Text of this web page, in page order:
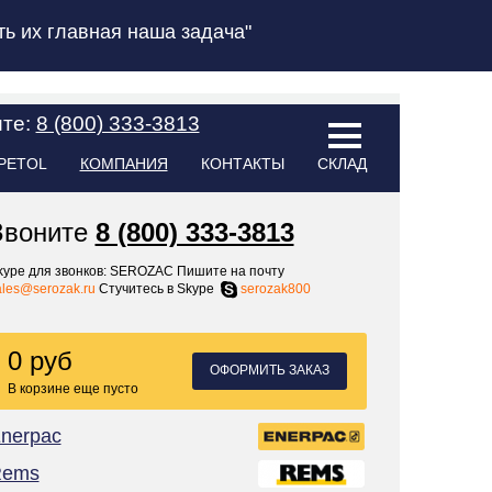
их главная наша задача"
8 (800) 333-3813
КОМПАНИЯ КОНТАКТЫ СКЛАД
8 (800) 333-3813
для звонков: SEROZAC Пишите на почту
Стучитесь в Skype serozak800
0 руб
В корзине еще пусто
ОФОРМИТЬ ЗАКАЗ